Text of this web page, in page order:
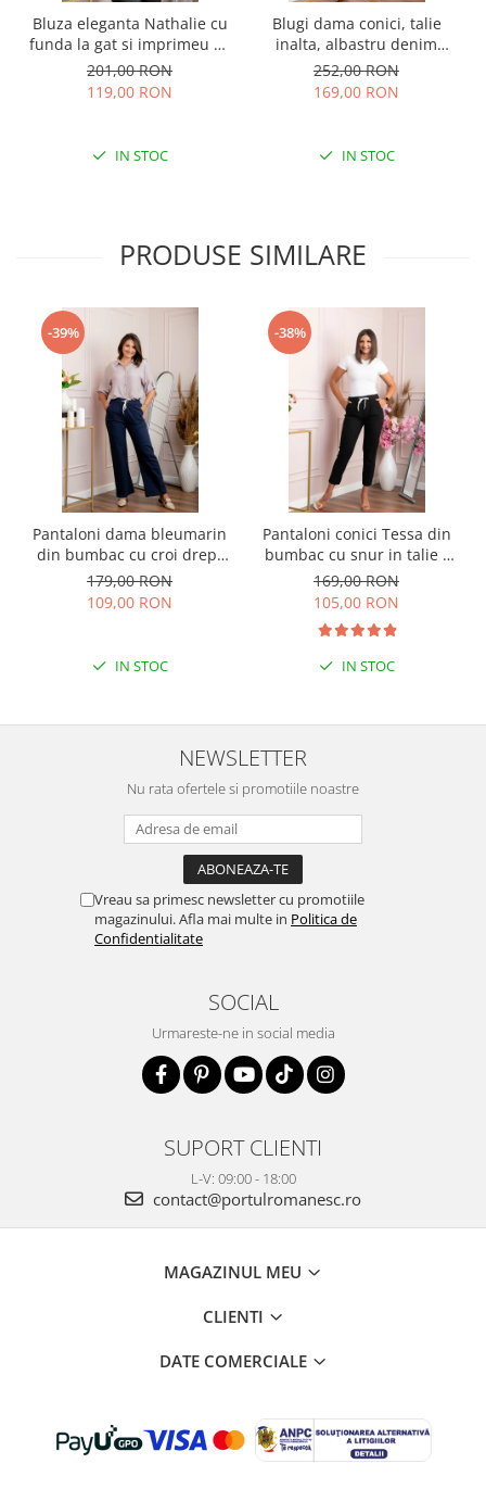
Bluza eleganta Nathalie cu
funda la gat si imprimeu cu
fluturi galben pastel
201,00 RON
119,00 RON
IN STOC
Blugi dama conici, talie
inalta, albastru denim
prespalat — Holly
252,00 RON
169,00 RON
IN STOC
PRODUSE SIMILARE
-39%
Pantaloni dama bleumarin
din bumbac cu croi drept
Cara
179,00 RON
109,00 RON
IN STOC
-38%
Pantaloni conici Tessa din
bumbac cu snur in talie -
Negru
169,00 RON
105,00 RON
IN STOC
NEWSLETTER
Nu rata ofertele si promotiile noastre
Vreau sa primesc newsletter cu promotiile
magazinului. Afla mai multe in Politica de
Confidentialitate
SOCIAL
Urmareste-ne in social media
SUPORT CLIENTI
L-V: 09:00 - 18:00
contact@portulromanesc.ro
MAGAZINUL MEU
CLIENTI
DATE COMERCIALE